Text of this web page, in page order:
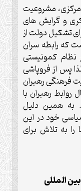
مشروعیت
و گرایش های
تشکیل دولت از
که رابطه سران
کمونیستی
پس از فروپاشی
فرهنگی رهبران
روابط رهبران با
به همین دلیل
خود در این
به تلاش برای
المللی